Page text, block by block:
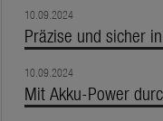
10.09.2024
Präzise und sicher
10.09.2024
Mit Akku-Power